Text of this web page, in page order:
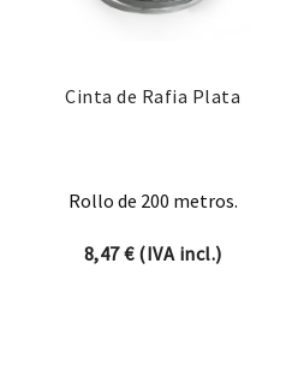
Cinta de Rafia Plata
Rollo de 200 metros.
8,47€(IVA incl.)